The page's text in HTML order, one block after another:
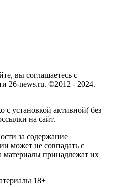
вы соглашаетесь с
26-news.ru. ©2012 - 2024.
с установкой активной( без
на сайт.
за содержание
может не совпадать с
материалы принадлежат их
18+